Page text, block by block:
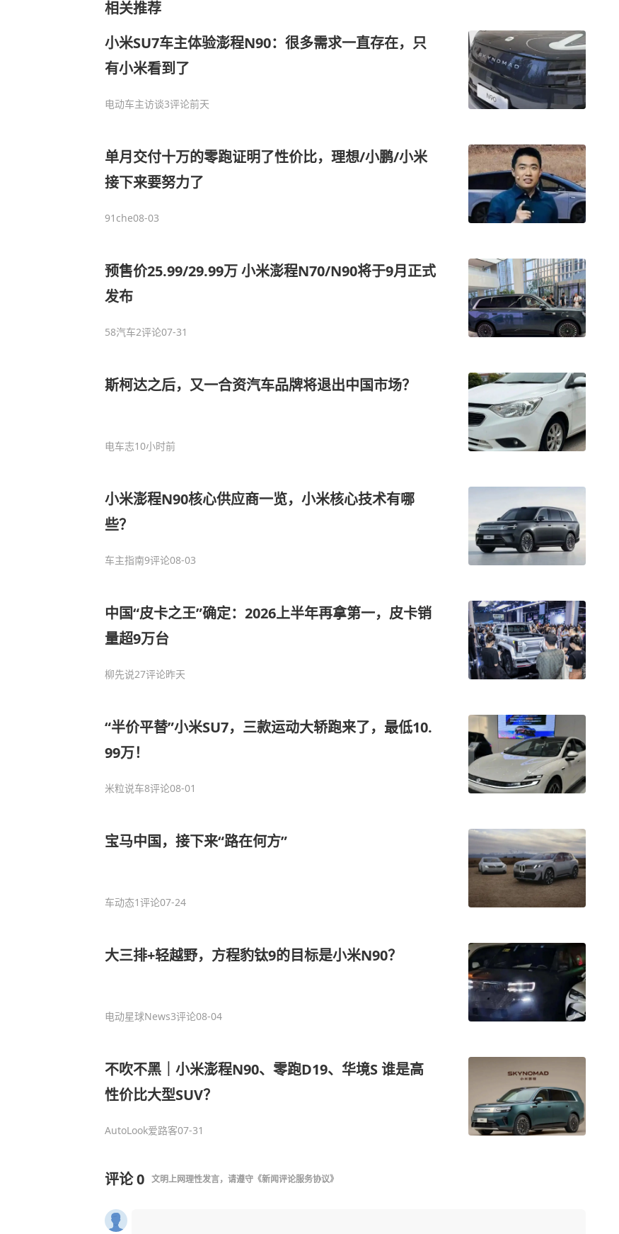
相关推荐
小米SU7车主体验澎程N90：很多需求一直存在，只
有小米看到了
电动车主访谈3评论前天
单月交付十万的零跑证明了性价比，理想/小鹏/小米
接下来要努力了
91che08-03
预售价25.99/29.99万 小米澎程N70/N90将于9月正式
发布
58汽车2评论07-31
斯柯达之后，又一合资汽车品牌将退出中国市场？
电车志10小时前
小米澎程N90核心供应商一览，小米核心技术有哪
些？
车主指南9评论08-03
中国“皮卡之王”确定：2026上半年再拿第一，皮卡销
量超9万台
柳先说27评论昨天
“半价平替”小米SU7，三款运动大轿跑来了，最低10.
99万！
米粒说车8评论08-01
宝马中国，接下来“路在何方”
车动态1评论07-24
大三排+轻越野，方程豹钛9的目标是小米N90？
电动星球News3评论08-04
不吹不黑｜小米澎程N90、零跑D19、华境S 谁是高
性价比大型SUV？
AutoLook爱路客07-31
评论0 文明上网理性发言，请遵守 《新闻评论服务协议》